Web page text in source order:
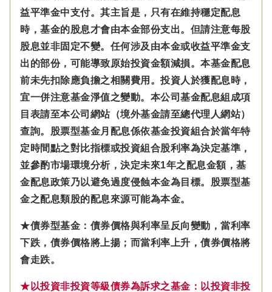
益平準金中支付。 其主旨是，只有在維持穩定配息
時，基金的股息才會由本金部份支出。但請注意每股
股息並非固定不變。 任何涉及由本金或收益平準金支
出的部份，可能導致原始投資金額減損。本基金配息
前未先扣除應負擔之相關費用。投資人於獲配息時，
宜一併注意基金淨值之變動。本公司基金配息組成項
目表請至本公司網站（境外基金請至總代理人網站）
查詢。股票型基金月配息係依基金投資組合於當年特
定時間點之對比指標或投資組合股利率為決定基準，
並參酌市場環境分析，決定未來1年之配息金額，基
金配息政策乃以避免過度侵蝕本金為目標。股票型基
金之配息類股的配息來源可能為本金。
★債券型基金：債券價格與利率呈反向變動，當利率
下跌，債券價格將上揚；而當利率上升，債券價格將
會走跌。
★以投資非投資等級債券為訴求之基金：以投資非投